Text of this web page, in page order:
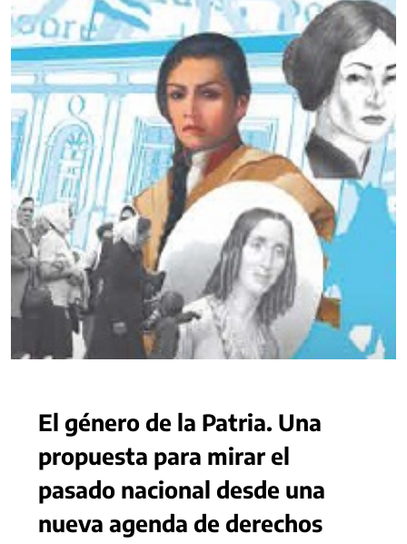
El género de la Patria. Una
propuesta para mirar el
pasado nacional desde una
nueva agenda de derechos